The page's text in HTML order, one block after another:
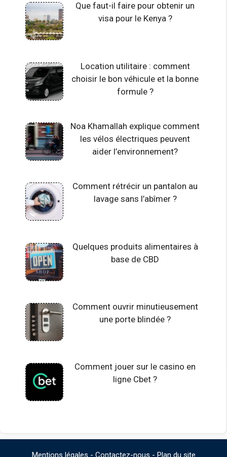
Que faut-il faire pour obtenir un
visa pour le Kenya ?
Location utilitaire : comment
choisir le bon véhicule et la bonne
formule ?
Noa Khamallah explique comment
les vélos électriques peuvent
aider l’environnement?
Comment rétrécir un pantalon au
lavage sans l’abîmer ?
Quelques produits alimentaires à
base de CBD
Comment ouvrir minutieusement
une porte blindée ?
Comment jouer sur le casino en
ligne Cbet ?
Mentions légales - Contactez-nous - Plan du site